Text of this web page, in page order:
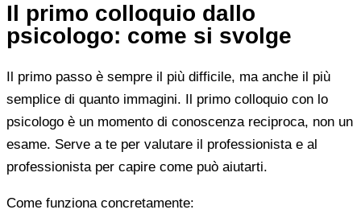
Il primo colloquio dallo
psicologo: come si svolge
Il primo passo è sempre il più difficile, ma anche il più
semplice di quanto immagini. Il primo colloquio con lo
psicologo è un momento di conoscenza reciproca, non un
esame. Serve a te per valutare il professionista e al
professionista per capire come può aiutarti.
Come funziona concretamente: